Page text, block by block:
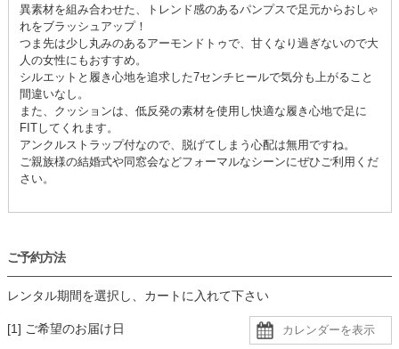
異素材を組み合わせた、トレンド感のあるパンプスで足元からおしゃ
れをブラッシュアップ！
つま先は少し丸みのあるアーモンドトゥで、甘くなり過ぎないので大
人の女性にもおすすめ。
シルエットと履き心地を追求した7センチヒールで気分も上がること
間違いなし。
また、クッションは、低反発の素材を使用し快適な履き心地で足に
FITしてくれます。
アンクルストラップ付なので、脱げてしまう心配は無用ですね。
ご親族様の結婚式や同窓会などフォーマルなシーンにぜひご利用くだ
さい。
ご予約方法
レンタル期間を選択し、カートに入れて下さい
[1] ご希望のお届け日